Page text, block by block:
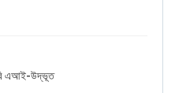
এআই-উদ্ভূত